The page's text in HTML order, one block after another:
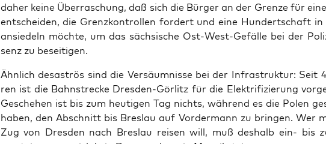
daher kei­ne Über­ra­schung, daß sich die Bür­ger an der Gren­ze für
ent­schei­den, die Grenz­kon­trol­len for­dert und eine Hun­dert­schaft in
ansie­deln möch­te, um das säch­si­sche Ost-West-Gefäl­le bei der
senz zu beseitigen.
Ähn­lich desas­trös sind die Ver­säum­nis­se bei der Infra­struk­tur: Seit
ren ist die Bahn­stre­cke Dres­den-Gör­litz für die Elek­tri­fi­zie­rung
Gesche­hen ist bis zum heu­ti­gen Tag nichts, wäh­rend es die Polen
haben, den Abschnitt bis Bres­lau auf Vor­der­mann zu brin­gen. Wer
Zug von Dres­den nach Bres­lau rei­sen will, muß des­halb ein- bis